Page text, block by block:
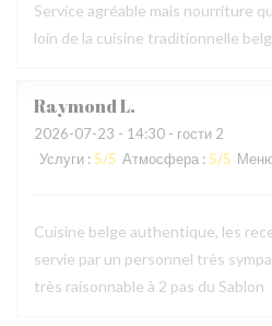
Service agréable mais nourriture
loin de la cuisine traditionnelle
RaymondL
2026-07-23 - 14:30 - гости 2
Услуги : 5/5 Атмосфера : 5/5
Cuisine belge authentique, les
servie par un personnel très
très raisonnable à 2 pas du Sablon